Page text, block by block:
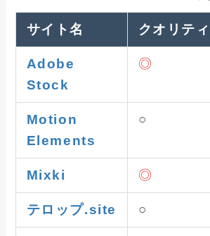
サイト名 クオリティ
Adobe
Stock
◎
Motion
Elements
○
Mixki ◎
テロップ.site ○